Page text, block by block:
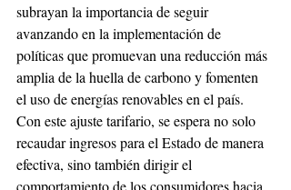
subrayan la importancia de seguir
avanzando en la implementación de
políticas que promuevan una reducción más
amplia de la huella de carbono y fomenten
el uso de energías renovables en el país.
Con este ajuste tarifario, se espera no solo
recaudar ingresos para el Estado de manera
efectiva, sino también dirigir el
comportamiento de los consumidores hacia